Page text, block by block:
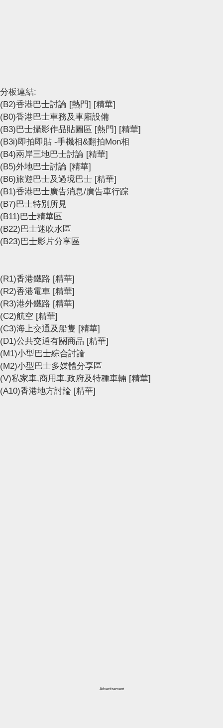
分板連結:
(B2)香港巴士討論 [熱門] [精華]
(B0)香港巴士車務及車廂設備
(B3)巴士攝影作品貼圖區 [熱門] [精華]
(B3i)即拍即貼 -手機相&翻拍Mon相
(B4)兩岸三地巴士討論 [精華]
(B5)外地巴士討論 [精華]
(B6)旅遊巴士及過境巴士 [精華]
(B1)香港巴士廣告消息/廣告車行踪
(B7)巴士特別所見
(B11)巴士精華區
(B22)巴士迷吹水區
(B23)巴士影片分享區
(R1)香港鐵路 [精華]
(R2)香港電車 [精華]
(R3)港外鐵路 [精華]
(C2)航空 [精華]
(C3)海上交通及船隻 [精華]
(D1)公共交通有關商品 [精華]
(M1)小型巴士綜合討論
(M2)小型巴士多媒體分享區
(V)私家車,商用車,政府及特種車輛 [精華]
(A10)香港地方討論 [精華]
Advertisement